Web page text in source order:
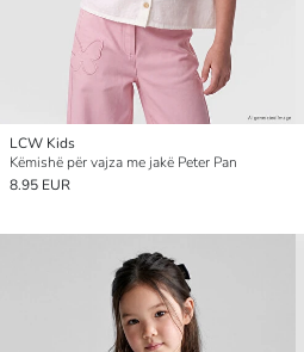
LCW Kids
Këmishë për vajza me jakë Peter Pan
8.95 EUR